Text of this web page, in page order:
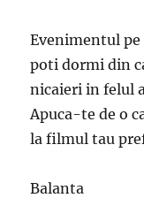
Evenimentul pe
poti dormi din
nicaieri in felul
Apuca-te de o
la filmul tau
Balanta